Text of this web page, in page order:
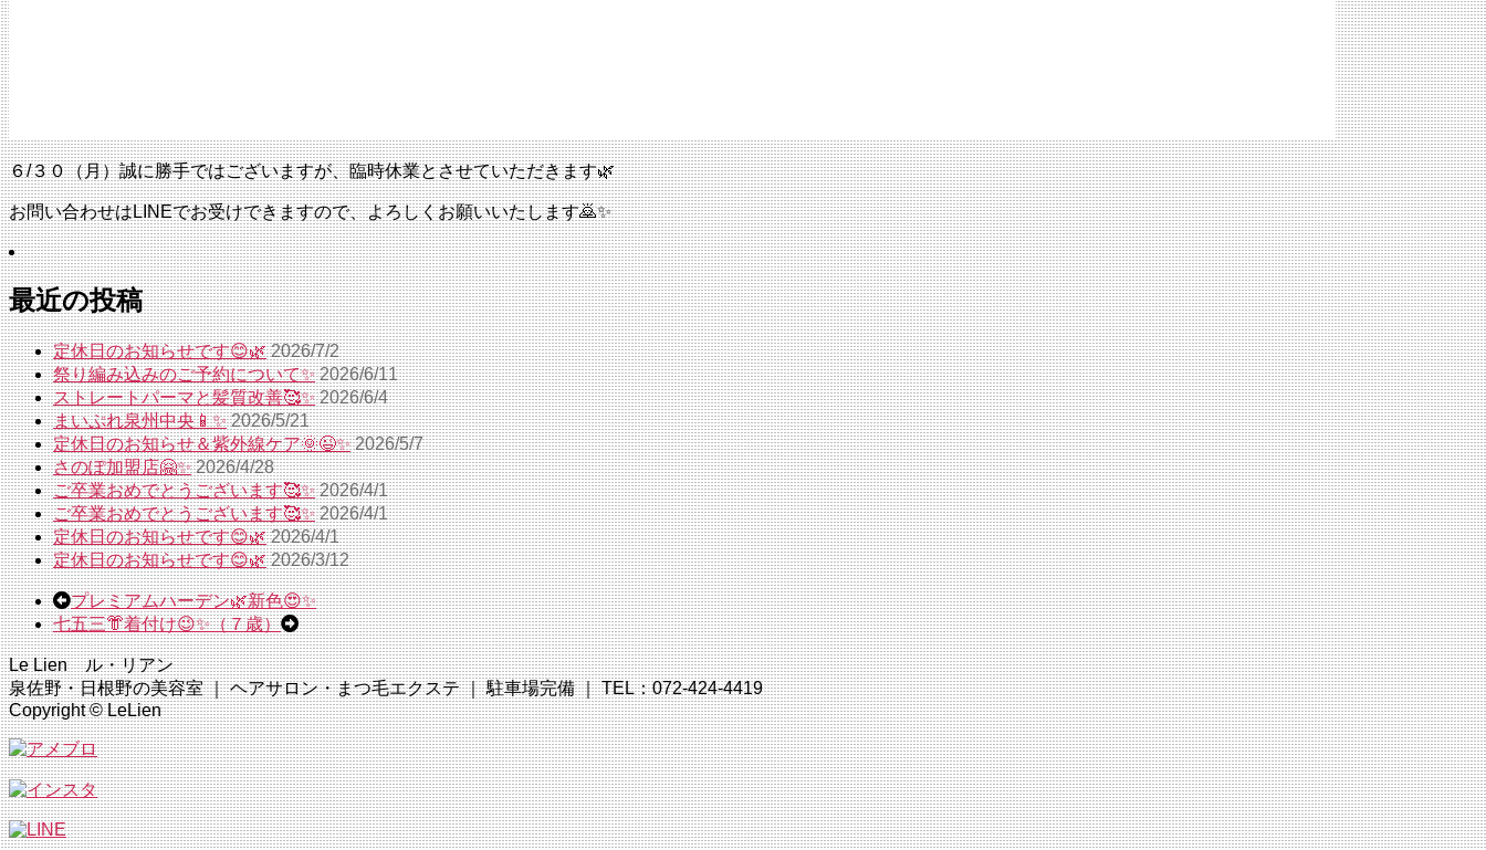
６/３０（月）誠に勝手ではございますが、臨時休業とさせていただきます🌿
お問い合わせはLINEでお受けできますので、よろしくお願いいたします🙇✨
最近の投稿
定休日のお知らせです😊🌿 2026/7/2
祭り編み込みのご予約について✨ 2026/6/11
ストレートパーマと髪質改善🥰✨ 2026/6/4
まいぷれ泉州中央📱✨ 2026/5/21
定休日のお知らせ＆紫外線ケア🌞😉✨ 2026/5/7
さのぽ加盟店🤗✨ 2026/4/28
ご卒業おめでとうございます🥰✨ 2026/4/1
ご卒業おめでとうございます🥰✨ 2026/4/1
定休日のお知らせです😊🌿 2026/4/1
定休日のお知らせです😊🌿 2026/3/12
プレミアムハーデン🌿新色😍✨
七五三👘着付け😉✨（７歳）
Le Lien ル・リアン
泉佐野・日根野の美容室 ｜ ヘアサロン・まつ毛エクステ ｜ 駐車場完備 ｜ TEL：072-424-4419
Copyright © LeLien